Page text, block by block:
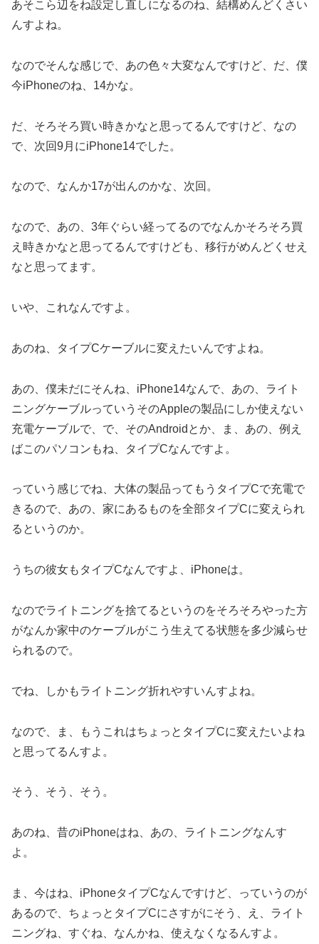
あそこら辺をね設定し直しになるのね、結構めんどくさい
んすよね。
なのでそんな感じで、あの色々大変なんですけど、だ、僕
今iPhoneのね、14かな。
だ、そろそろ買い時きかなと思ってるんですけど、なの
で、次回9月にiPhone14でした。
なので、なんか17が出んのかな、次回。
なので、あの、3年ぐらい経ってるのでなんかそろそろ買
え時きかなと思ってるんですけども、移行がめんどくせえ
なと思ってます。
いや、これなんですよ。
あのね、タイプCケーブルに変えたいんですよね。
あの、僕未だにそんね、iPhone14なんで、あの、ライト
ニングケーブルっていうそのAppleの製品にしか使えない
充電ケーブルで、で、そのAndroidとか、ま、あの、例え
ばこのパソコンもね、タイプCなんですよ。
っていう感じでね、大体の製品ってもうタイプCで充電で
きるので、あの、家にあるものを全部タイプCに変えられ
るというのか。
うちの彼女もタイプCなんですよ、iPhoneは。
なのでライトニングを捨てるというのをそろそろやった方
がなんか家中のケーブルがこう生えてる状態を多少減らせ
られるので。
でね、しかもライトニング折れやすいんすよね。
なので、ま、もうこれはちょっとタイプCに変えたいよね
と思ってるんすよ。
そう、そう、そう。
あのね、昔のiPhoneはね、あの、ライトニングなんす
よ。
ま、今はね、iPhoneタイプCなんですけど、っていうのが
あるので、ちょっとタイプCにさすがにそう、え、ライト
ニングね、すぐね、なんかね、使えなくなるんすよ。